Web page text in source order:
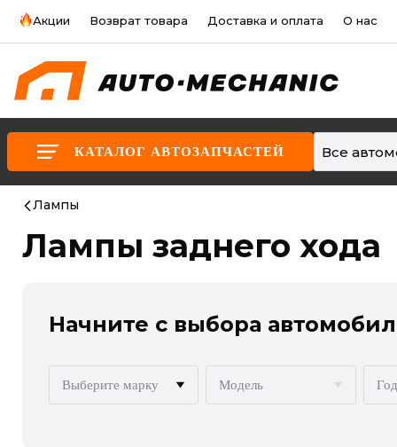
Акции Возврат товара Доставка и оплата О нас
КАТАЛОГ АВТОЗАПЧАСТЕЙ Все
Лампы
Лампы заднего хода
Начните с выбора
Выберите марку Модель